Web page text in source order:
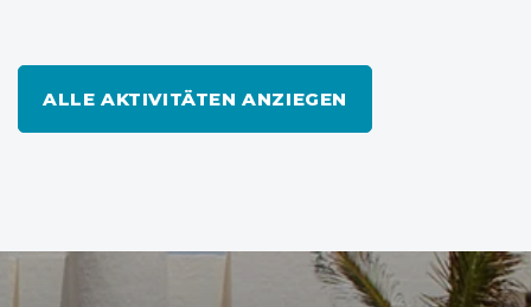
ALLE AKTIVITÄTEN ANZIEGEN